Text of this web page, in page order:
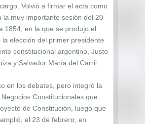
Volvió a firmar el acta como
la muy importante sesión del 20
1854, en la que se produjo el
la elección del primer presidente
constitucional argentino, Justo
y Salvador María del Carril.
en los debates, pero integró la
Constitucionales que
de Constitución, luego que
el 23 de febrero, en